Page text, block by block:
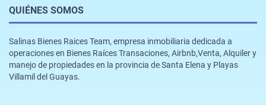
QUIÉNES SOMOS
Salinas Bienes Raices Team, empresa inmobiliaria dedicada a
operaciones en Bienes Raíces Transaciones, Airbnb,Venta, Alquiler y
manejo de propiedades en la provincia de Santa Elena y Playas
Villamil del Guayas.